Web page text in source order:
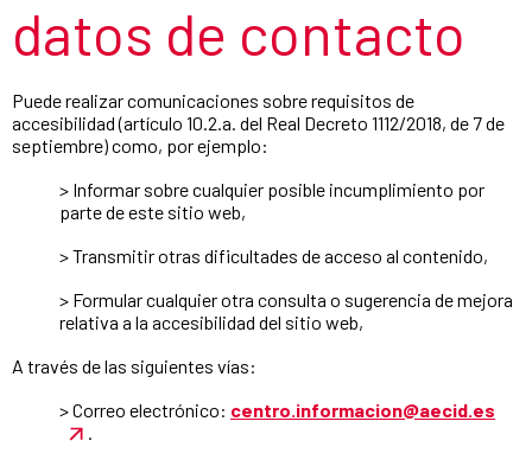
datos de contacto
Puede realizar comunicaciones sobre requisitos de
accesibilidad (artículo 10.2.a. del Real Decreto 1112/2018, de 7 de
septiembre) como, por ejemplo:
> Informar sobre cualquier posible incumplimiento por
parte de este sitio web,
> Transmitir otras dificultades de acceso al contenido,
> Formular cualquier otra consulta o sugerencia de mejora
relativa a la accesibilidad del sitio web,
A través de las siguientes vías:
> Correo electrónico: centro.informacion@aecid.es